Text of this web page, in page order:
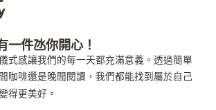
一件氹你開心！
式感讓我們的每一天都充滿意義。透過簡單
咖啡還是晚間閱讀，我們都能找到屬於自己
得更美好。